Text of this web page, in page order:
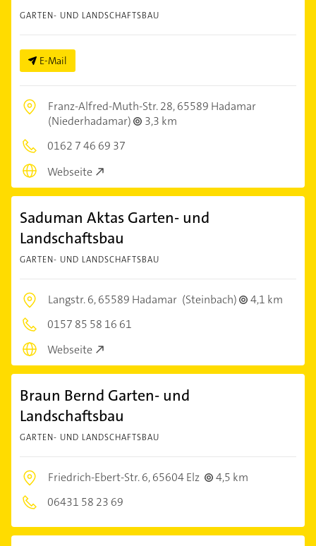
GARTEN- UND LANDSCHAFTSBAU
E-Mail
Franz-Alfred-Muth-Str. 28,65589 Hadamar
(Niederhadamar)
3,3 km
0162 7 46 69 37
Webseite
Saduman Aktas Garten- und
Landschaftsbau
GARTEN- UND LANDSCHAFTSBAU
Langstr. 6,65589 Hadamar (Steinbach)
4,1 km
0157 85 58 16 61
Webseite
Braun Bernd Garten- und
Landschaftsbau
GARTEN- UND LANDSCHAFTSBAU
Friedrich-Ebert-Str. 6,65604 Elz
4,5 km
06431 58 23 69